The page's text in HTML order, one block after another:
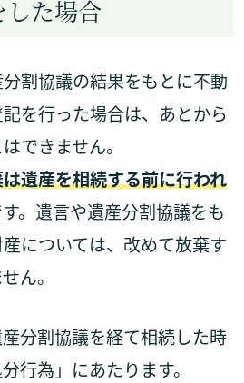
した場合
割協議の結果をもとに不動
を行った場合は、あとから
できません。
遺産を相続する前に行われ
。遺言や遺産分割協議をも
については、改めて放棄す
ん。
分割協議を経て相続した時
行為」にあたります。